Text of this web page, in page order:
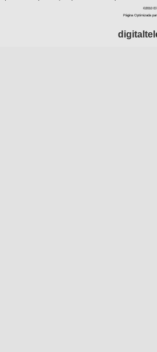
©2010 El
Página Optimizada